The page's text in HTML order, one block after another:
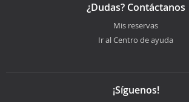
¿Dudas? Contáctanos
Mis reservas
Ir al Centro de ayuda
¡Síguenos!